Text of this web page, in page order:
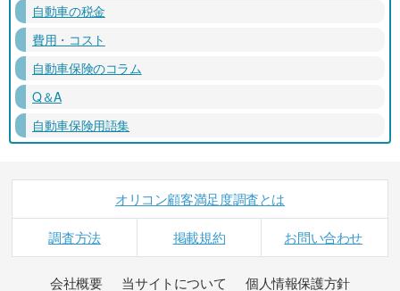
自動車の税金
費用・コスト
自動車保険のコラム
Q＆A
自動車保険用語集
オリコン顧客満足度調査とは
調査方法 掲載規約 お問い合わせ
会社概要 当サイトについて 個人情報保護方針